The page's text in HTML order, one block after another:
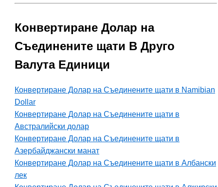
Конвертиране Долар на
Съединените щати В Друго
Валута Единици
Конвертиране Долар на Съединените щати в Namibian
Dollar
Конвертиране Долар на Съединените щати в
Австралийски долар
Конвертиране Долар на Съединените щати в
Азербайджански манат
Конвертиране Долар на Съединените щати в Албански
лек